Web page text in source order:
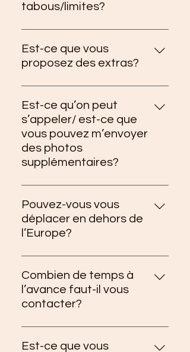
tabous/limites?
Pour faire simple: je refuse tout
ce qui est illégal, tout le reste est
discutable selon le feeling que j’ai
Est-ce que vous
proposez des extras?
Les tarifs indiqués incluent tout
ce que je suis en mesure de faire,
je ne suis pas une glace
personnalisable donc non je ne
demande pas d’extra pour
chaque pratique :)
Est-ce qu’on peut
s’appeler/ est-ce que
vous pouvez m’envoyer
des photos
supplémentaires?
J’estime que mon site est assez
complet pour prouver que je suis
réelle, donc non je ne fais pas
d’appel gratuit ni d’envoi de
Pouvez-vous vous
déplacer en dehors de
l’Europe?
Non. Je ne prend jamais l’avion
donc je me déplace uniquement
dans les pays accessibles en
train depuis la France.
Combien de temps à
l’avance faut-il vous
contacter?
Le plus tôt est le mieux. Mais
comptez généralement une à
Est-ce que vous